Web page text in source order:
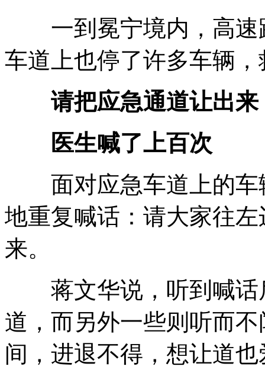
一到冕宁境内，高速
车道上也停了许多车辆
请把应急通道让出来
医生喊了上百次
面对应急车道上的车
地重复喊话：请大家往
来。
蒋文华说，听到喊话
道，而另外一些则听而
间，进退不得，想让道